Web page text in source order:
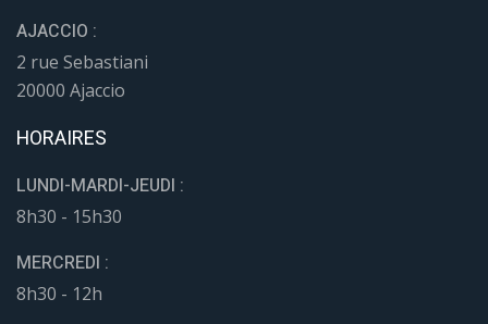
AJACCIO :
2 rue Sebastiani
20000 Ajaccio
HORAIRES
LUNDI-MARDI-JEUDI :
8h30 - 15h30
MERCREDI :
8h30 - 12h